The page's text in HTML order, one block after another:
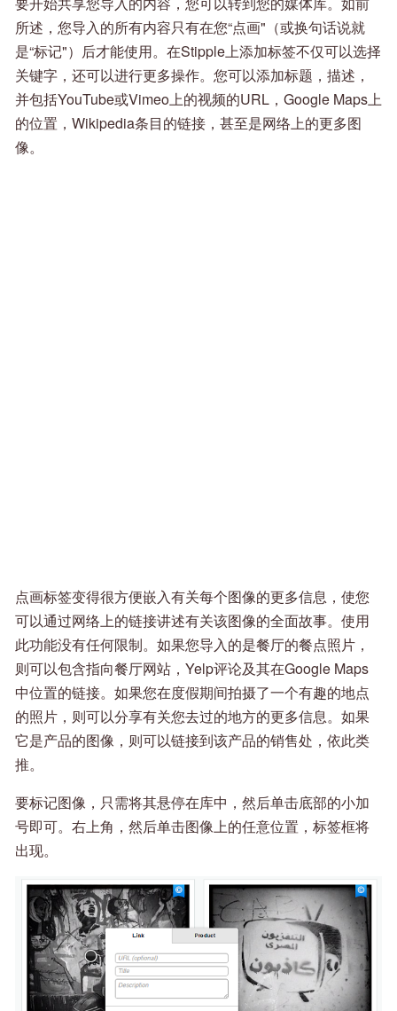
所述，您导入的所有内容只有在您“点画"（或换句话说就
是“标记"）后才能使用。在Stipple上添加标签不仅可以选择
关键字，还可以进行更多操作。您可以添加标题，描述，
并包括YouTube或Vimeo上的视频的URL，Google Maps上
的位置，Wikipedia条目的链接，甚至是网络上的更多图
像。
点画标签变得很方便嵌入有关每个图像的更多信息，使您
可以通过网络上的链接讲述有关该图像的全面故事。使用
此功能没有任何限制。如果您导入的是餐厅的餐点照片，
则可以包含指向餐厅网站，Yelp评论及其在Google Maps
中位置的链接。如果您在度假期间拍摄了一个有趣的地点
的照片，则可以分享有关您去过的地方的更多信息。如果
它是产品的图像，则可以链接到该产品的销售处，依此类
推。
要标记图像，只需将其悬停在库中，然后单击底部的小加
号即可。右上角，然后单击图像上的任意位置，标签框将
出现。